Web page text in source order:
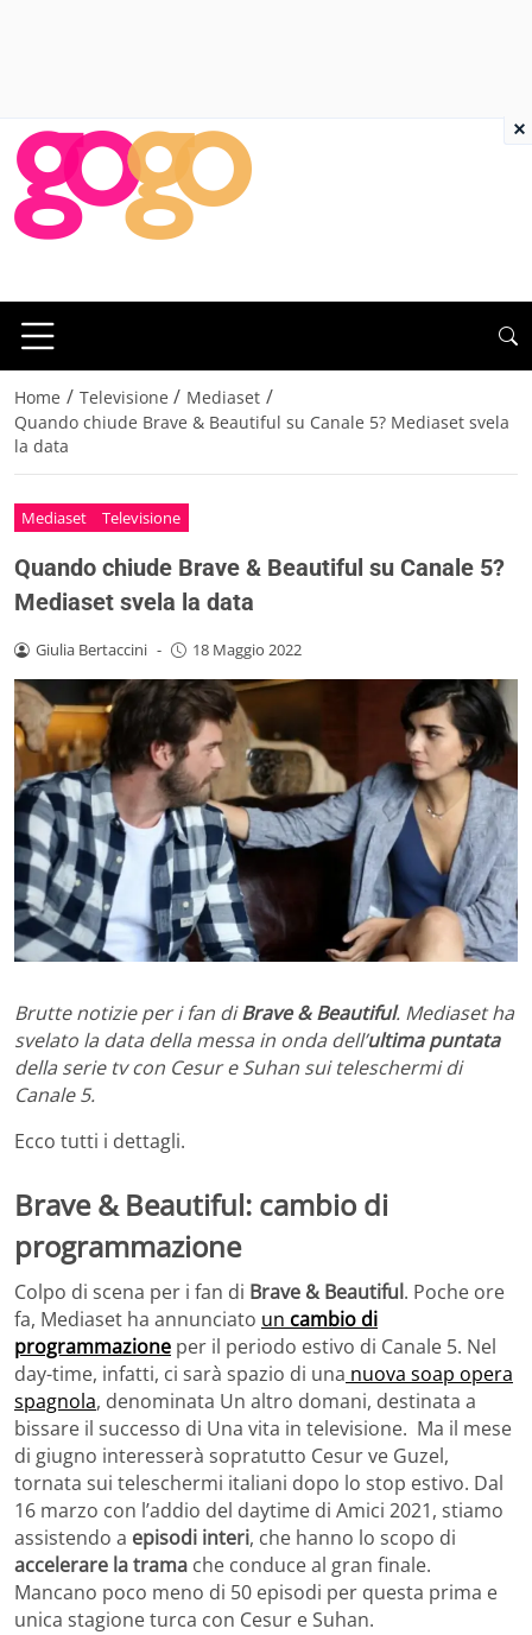
Home / Televisione / Mediaset /
Quando chiude Brave & Beautiful su Canale 5? Mediaset svela
la data
Mediaset Televisione
Quando chiude Brave & Beautiful su Canale 5?
Mediaset svela la data
Giulia Bertaccini - 18 Maggio 2022
Brutte notizie per i fan diBrave & Beautiful. Mediaset ha
svelato la data della messa in onda dell’ultima puntata
della serie tv con Cesur e Suhan sui teleschermi di
Canale 5.
Ecco tutti i dettagli.
Brave & Beautiful: cambio di
programmazione
Colpo di scena per i fan di Brave & Beautiful. Poche ore
fa, Mediaset ha annunciato un cambio di
programmazione per il periodo estivo di Canale 5. Nel
day-time, infatti, ci sarà spazio di una nuova soap opera
spagnola, denominata Un altro domani, destinata a
bissare il successo di Una vita in televisione. Ma il mese
di giugno interesserà sopratutto Cesur ve Guzel,
tornata sui teleschermi italiani dopo lo stop estivo. Dal
16 marzo con l’addio del daytime di Amici 2021, stiamo
assistendo a episodi interi, che hanno lo scopo di
accelerare la trama che conduce al gran finale.
Mancano poco meno di 50 episodi per questa prima e
unica stagione turca con Cesur e Suhan.
×